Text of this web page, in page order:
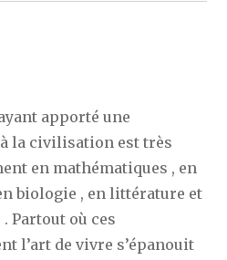
apporté une
la civilisation est très
en mathématiques , en
biologie , en littérature et
Partout où ces
l’art de vivre s’épanouit